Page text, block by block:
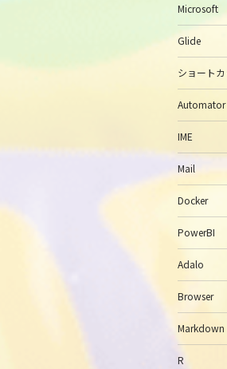
Microsoft
Glide
ショート
Automator
IME
Mail
Docker
PowerBI
Adalo
Browser
Markdown
R